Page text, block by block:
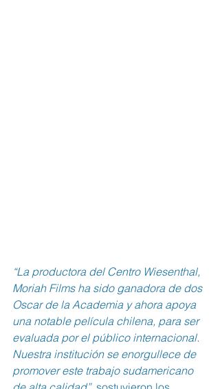
“La productora del Centro Wiesenthal,
Moriah Films ha sido ganadora de dos
Oscar de la Academia y ahora apoya
una notable película chilena, para ser
evaluada por el público internacional.
Nuestra institución se enorgullece de
promover este trabajo sudamericano